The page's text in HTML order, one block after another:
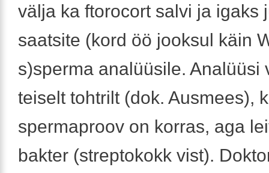
välja ka ftorocort salvi ja igaks
saatsite (kord öö jooksul käin
s)sperma analüüsile. Analüüsi
teiselt tohtrilt (dok. Ausmees),
spermaproov on korras, aga
bakter (streptokokk vist).